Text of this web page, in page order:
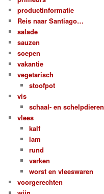
productinformatie
Reis naar Santiago…
salade
sauzen
soepen
vakantie
vegetarisch
stoofpot
vis
schaal- en schelpdieren
vlees
kalf
lam
rund
varken
worst en vleeswaren
voorgerechten